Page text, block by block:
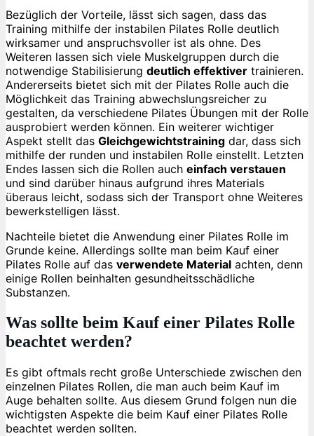
Bezüglich der Vorteile, lässt sich sagen, dass das
Training mithilfe der instabilen Pilates Rolle deutlich
wirksamer und anspruchsvoller ist als ohne. Des
Weiteren lassen sich viele Muskelgruppen durch die
notwendige Stabilisierung deutlich effektiver trainieren.
Andererseits bietet sich mit der Pilates Rolle auch die
Möglichkeit das Training abwechslungsreicher zu
gestalten, da verschiedene Pilates Übungen mit der Rolle
ausprobiert werden können. Ein weiterer wichtiger
Aspekt stellt das Gleichgewichtstraining dar, dass sich
mithilfe der runden und instabilen Rolle einstellt. Letzten
Endes lassen sich die Rollen auch einfach verstauen
und sind darüber hinaus aufgrund ihres Materials
überaus leicht, sodass sich der Transport ohne Weiteres
bewerkstelligen lässt.
Nachteile bietet die Anwendung einer Pilates Rolle im
Grunde keine. Allerdings sollte man beim Kauf einer
Pilates Rolle auf das verwendete Material achten, denn
einige Rollen beinhalten gesundheitsschädliche
Substanzen.
Was sollte beim Kauf einer Pilates Rolle
beachtet werden?
Es gibt oftmals recht große Unterschiede zwischen den
einzelnen Pilates Rollen, die man auch beim Kauf im
Auge behalten sollte. Aus diesem Grund folgen nun die
wichtigsten Aspekte die beim Kauf einer Pilates Rolle
beachtet werden sollten.